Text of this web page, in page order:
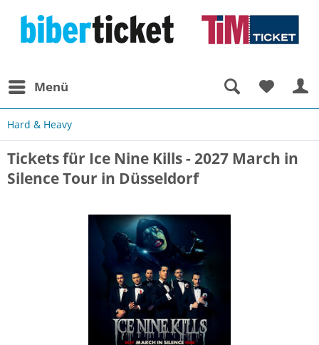
Menü
Hard & Heavy
Tickets für Ice Nine Kills - 2027 March in
Silence Tour in Düsseldorf